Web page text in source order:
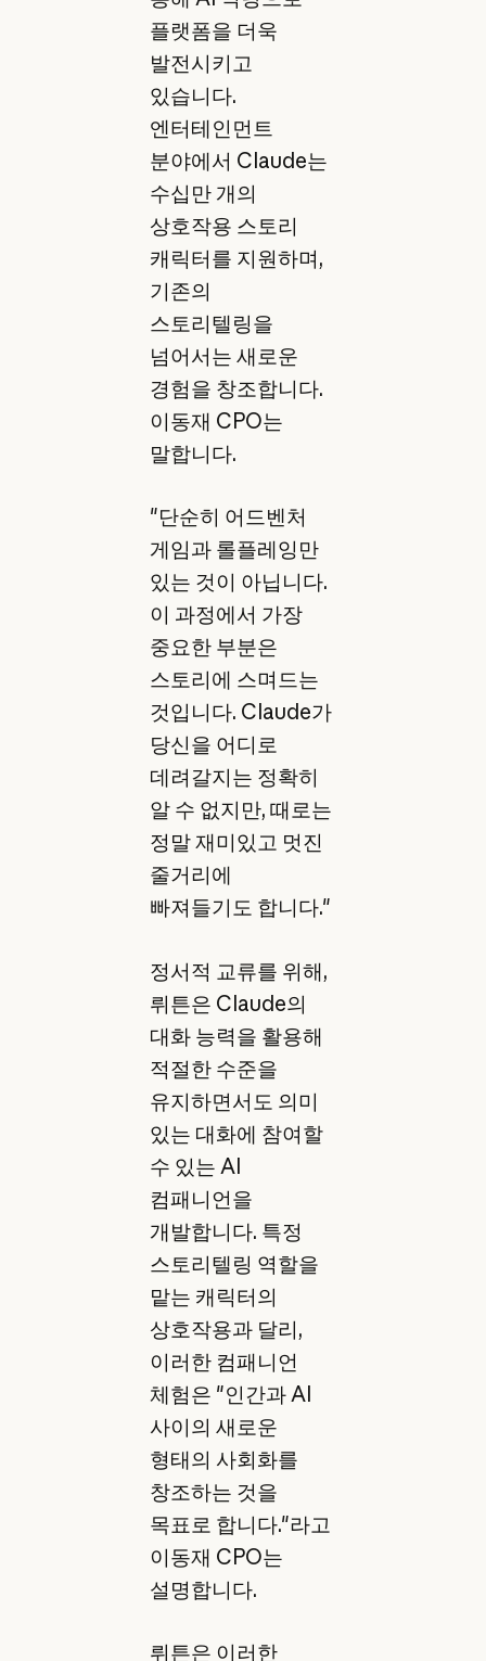
플랫폼을 더욱
발전시키고
있습니다.
엔터테인먼트
분야에서 Claude는
수십만 개의
상호작용 스토리
캐릭터를 지원하며,
기존의
스토리텔링을
넘어서는 새로운
경험을 창조합니다.
이동재 CPO는
말합니다.
"단순히 어드벤처
게임과 롤플레잉만
있는 것이 아닙니다.
이 과정에서 가장
중요한 부분은
스토리에 스며드는
것입니다. Claude가
당신을 어디로
데려갈지는 정확히
알 수 없지만, 때로는
정말 재미있고 멋진
줄거리에
빠져들기도 합니다."
정서적 교류를 위해,
뤼튼은 Claude의
대화 능력을 활용해
적절한 수준을
유지하면서도 의미
있는 대화에 참여할
수 있는 AI
컴패니언을
개발합니다. 특정
스토리텔링 역할을
맡는 캐릭터의
상호작용과 달리,
이러한 컴패니언
체험은 "인간과 AI
사이의 새로운
형태의 사회화를
창조하는 것을
목표로 합니다."라고
이동재 CPO는
설명합니다.
뤼튼은 이러한